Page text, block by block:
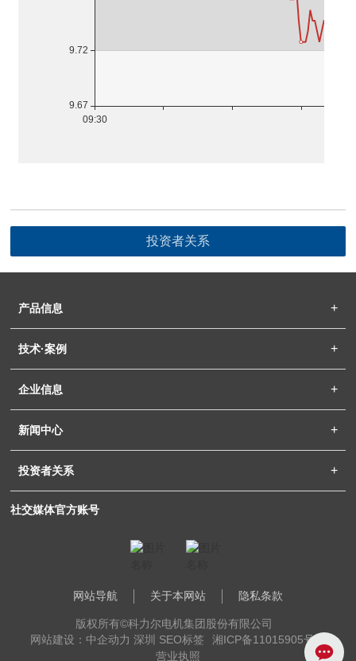
投资者关系
产品信息
技术·案例
企业信息
新闻中心
投资者关系
社交媒体官方账号
网站导航 关于本网站 隐私条款
版权所有©科力尔电机集团股份有限公司
网站建设：中企动力 深圳 SEO标签
湘ICP备11015905号-1
营业执照